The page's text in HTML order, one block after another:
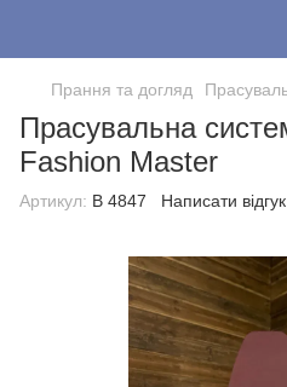
Прання та догляд
Прасувальна
Fashion Master
Артикул: B 4847 Написати відгук